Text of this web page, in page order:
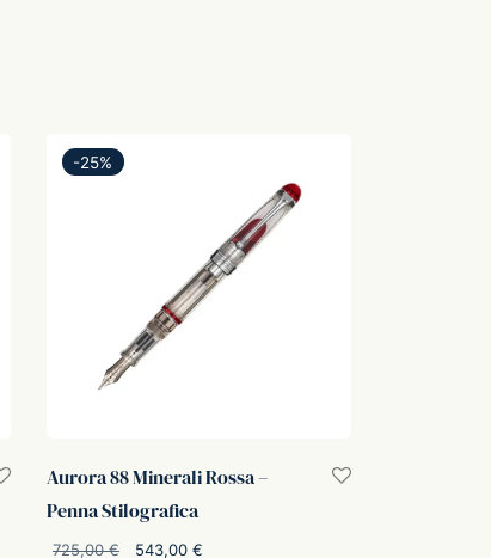
-25%
Aurora 88 Minerali Rossa –
Penna Stilografica
725,00€
Il prezzo
543,00 €